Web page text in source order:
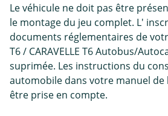
Le véhicule ne doit pas être
le montage du jeu complet. L'
documents réglementaires de
T6 / CARAVELLE T6 Autobus/
suprimée. Les instructions du
automobile dans votre manuel
être prise en compte.